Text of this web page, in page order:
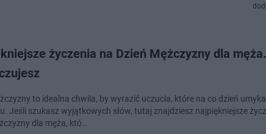
życzenia na Dzień Mężczyzny dla
to idealna chwila, by wyrazić uczucia, które na co dzień
Jeśli szukasz wyjątkowych słów, tutaj znajdziesz najpiękniejsze
dla męża, któ…